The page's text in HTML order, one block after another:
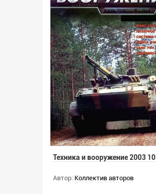
Техника и вооружение 2003 10
Автор: Коллектив авторов